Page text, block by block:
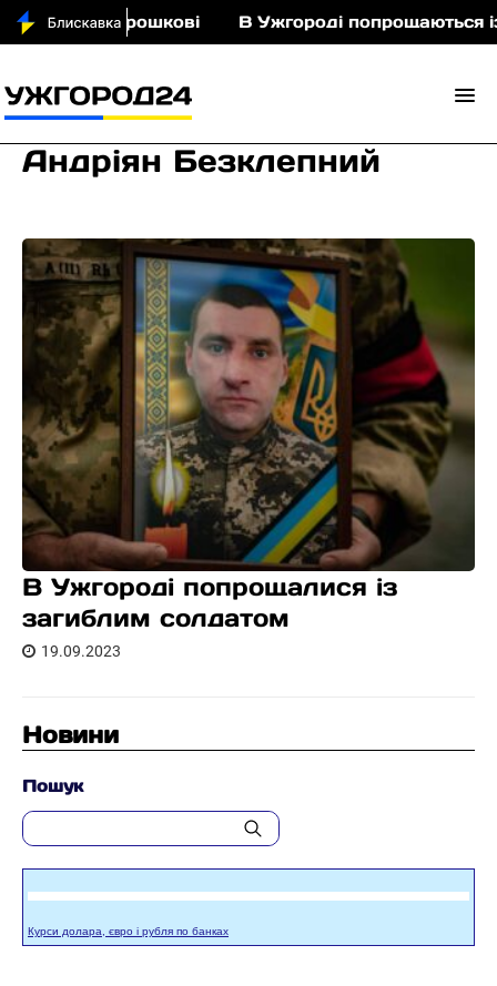
у Порошкові В Ужгороді попрощаються із
Андріян Безклепний
В Ужгороді попрощалися із
загиблим солдатом
19.09.2023
Новини
Пошук
Курси долара, євро і рубля по банках